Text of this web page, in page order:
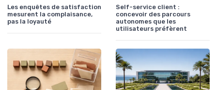
Les enquêtes de satisfaction
mesurent la complaisance,
pas la loyauté
Self-service client :
concevoir des parcours
autonomes que les
utilisateurs préfèrent